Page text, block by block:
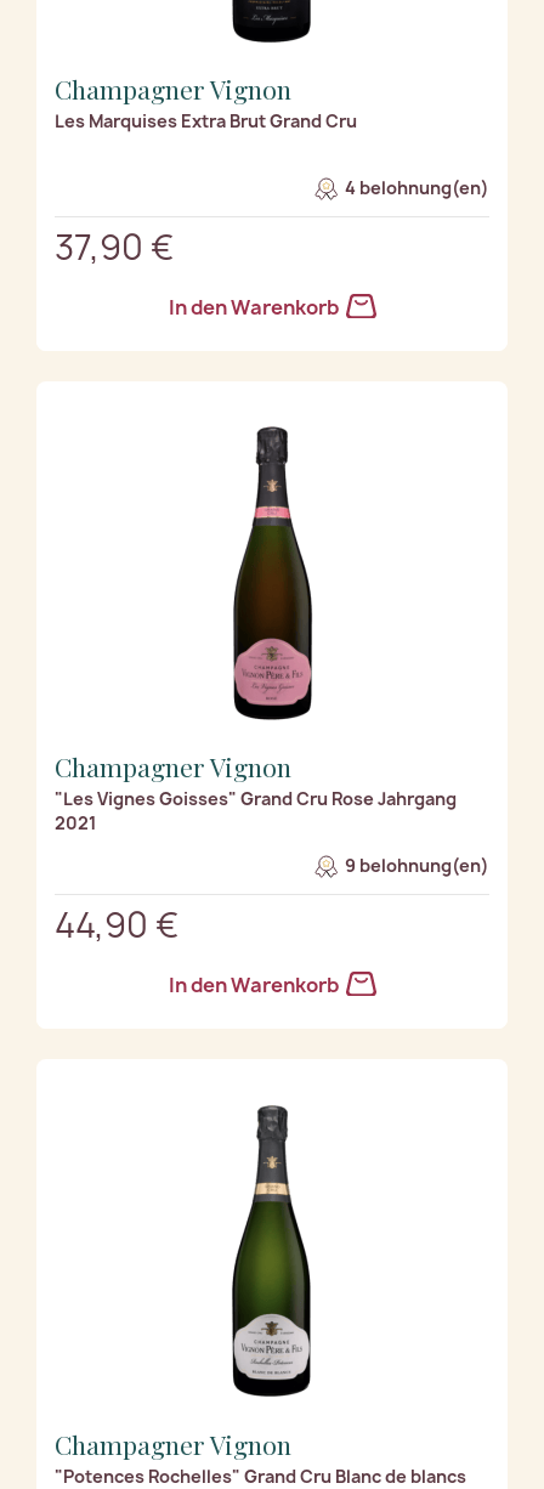
Champagner Vignon
Les Marquises Extra Brut Grand Cru
4 belohnung(en)
37,90 €
In den Warenkorb
Champagner Vignon
"Les Vignes Goisses" Grand Cru Rose Jahrgang
2021
9 belohnung(en)
44,90 €
In den Warenkorb
Champagner Vignon
"Potences Rochelles" Grand Cru Blanc de blancs